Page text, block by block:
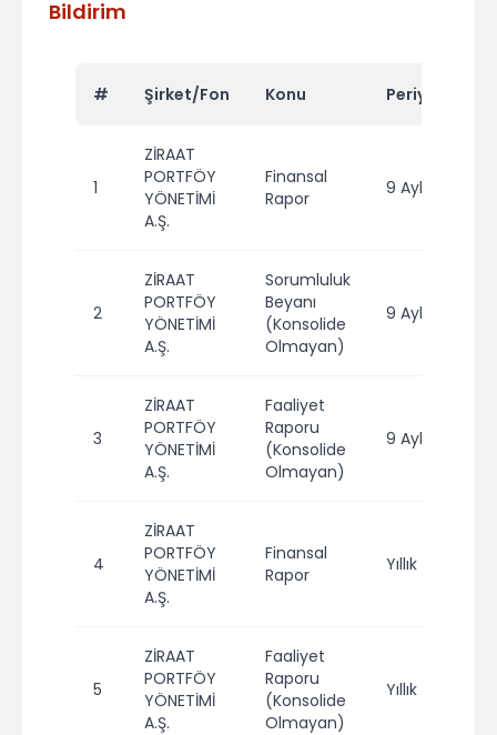
Bildirim
# Şirket/Fon Konu Periyot
1
ZİRAAT
PORTFÖY
YÖNETİMİ
A.Ş.
Finansal
Rapor
9 Aylık
2
ZİRAAT
PORTFÖY
YÖNETİMİ
A.Ş.
Sorumluluk
Beyanı
(Konsolide
Olmayan)
9 Aylık
3
ZİRAAT
PORTFÖY
YÖNETİMİ
A.Ş.
Faaliyet
Raporu
(Konsolide
Olmayan)
9 Aylık
4
ZİRAAT
PORTFÖY
YÖNETİMİ
A.Ş.
Finansal
Rapor
Yıllık
5
ZİRAAT
PORTFÖY
YÖNETİMİ
A.Ş.
Faaliyet
Raporu
(Konsolide
Olmayan)
Yıllık